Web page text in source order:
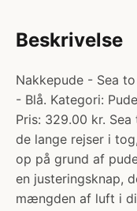
Beskrivelse
Nakkepude - Sea
- Blå. Kategori:
Pris: 329.00 kr.
de lange rejser i
op på grund af
en justeringsknap,
mængden af luft i